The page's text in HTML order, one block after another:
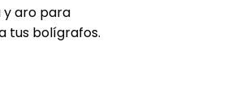
y aro para
tus bolígrafos.